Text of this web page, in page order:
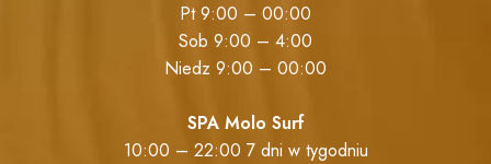
Pt 9:00 – 00:00
Sob 9:00 – 4:00
Niedz 9:00 – 00:00
SPA Molo Surf
10:00 – 22:00 7 dni w tygodniu